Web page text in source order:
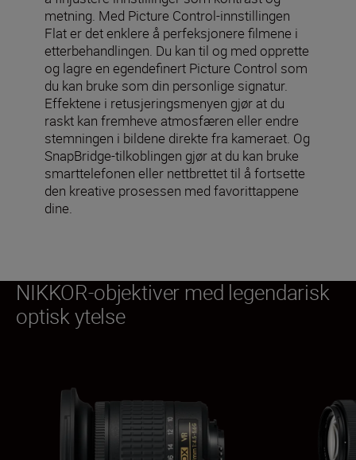
metning. Med Picture Control-innstillingen
Flat er det enklere å perfeksjonere filmene i
etterbehandlingen. Du kan til og med opprette
og lagre en egendefinert Picture Control som
du kan bruke som din personlige signatur.
Effektene i retusjeringsmenyen gjør at du
raskt kan fremheve atmosfæren eller endre
stemningen i bildene direkte fra kameraet. Og
SnapBridge-tilkoblingen gjør at du kan bruke
smarttelefonen eller nettbrettet til å fortsette
den kreative prosessen med favorittappene
dine.
NIKKOR-objektiver med legendarisk
optisk ytelse